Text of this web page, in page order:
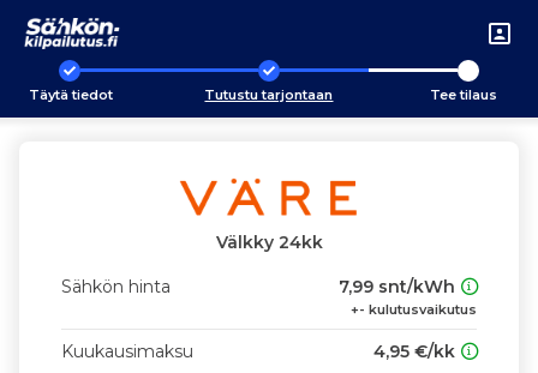
Täytä tiedot Tutustu tarjontaan Tee tilaus
Välkky 24kk
Sähkön hinta 7,99 snt/kWh
+- kulutusvaikutus
Kuukausimaksu 4,95 €/kk